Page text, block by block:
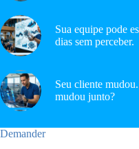
Sua equipe pode
dias sem perceber.
Seu cliente
mudou junto?
Demander